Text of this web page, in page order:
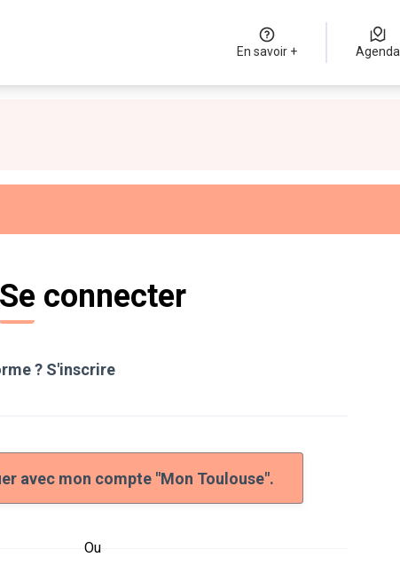
En savoir + Agenda
Se connecter
? S'inscrire
avec mon compte "Mon Toulouse".
Ou